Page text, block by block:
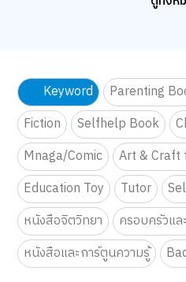
Fiction
Selfhelp Book
Mnaga/Comic
Art & Craft
Education Toy
Tutor
หนังสือจิตวิทยา
ครอบครัวแล
หนังสือและการ์ตูนความรู้
B2S CLUB